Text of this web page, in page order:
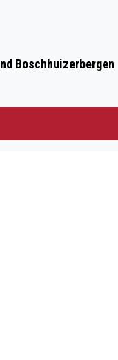
Boschhuizerbergen